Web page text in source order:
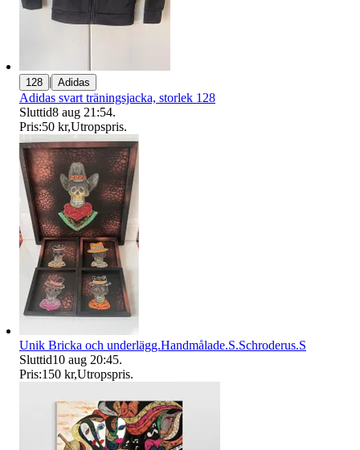
128 | Adidas
Adidas svart träningsjacka, storlek 128
Sluttid8 aug 21:54.
Pris:50 kr,Utropspris.
Unik Bricka och underlägg.Handmålade.S.Schroderus.S
Sluttid10 aug 20:45.
Pris:150 kr,Utropspris.